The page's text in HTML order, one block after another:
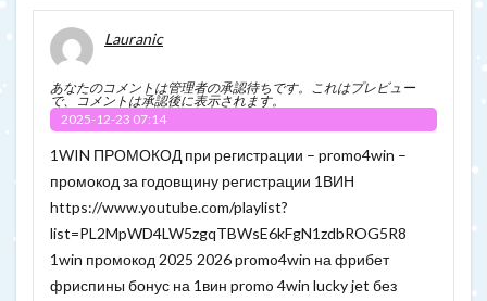
Lauranic
あなたのコメントは管理者の承認待ちです。これはプレビュー
で、コメントは承認後に表示されます。
2025-12-23 07:14
1WIN ПРОМОКОД при регистрации – promo4win –
промокод за годовщину регистрации 1ВИН
https://www.youtube.com/playlist?
list=PL2MpWD4LW5zgqTBWsE6kFgN1zdbROG5R8
1win промокод 2025 2026 promo4win на фрибет
фриспины бонус на 1вин promo 4win lucky jet без